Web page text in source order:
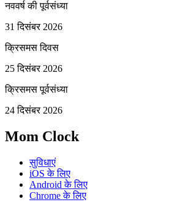
नववर्ष की पूर्वसंध्या
31 दिसंबर 2026
क्रिसमस दिवस
25 दिसंबर 2026
क्रिसमस पूर्वसंध्या
24 दिसंबर 2026
Mom Clock
सुविधाएं
iOS के लिए
Android के लिए
Chrome के लिए